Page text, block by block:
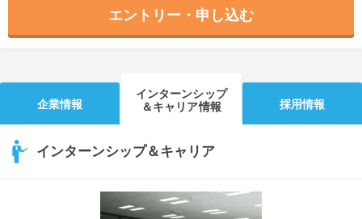
エントリー・申し込む
企業情報
インターンシップ
＆キャリア情報
採用情報
インターンシップ＆キャリア